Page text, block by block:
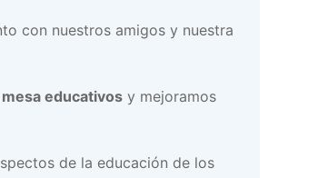
con nuestros amigos y nuestra
educativos y mejoramos
de la educación de los